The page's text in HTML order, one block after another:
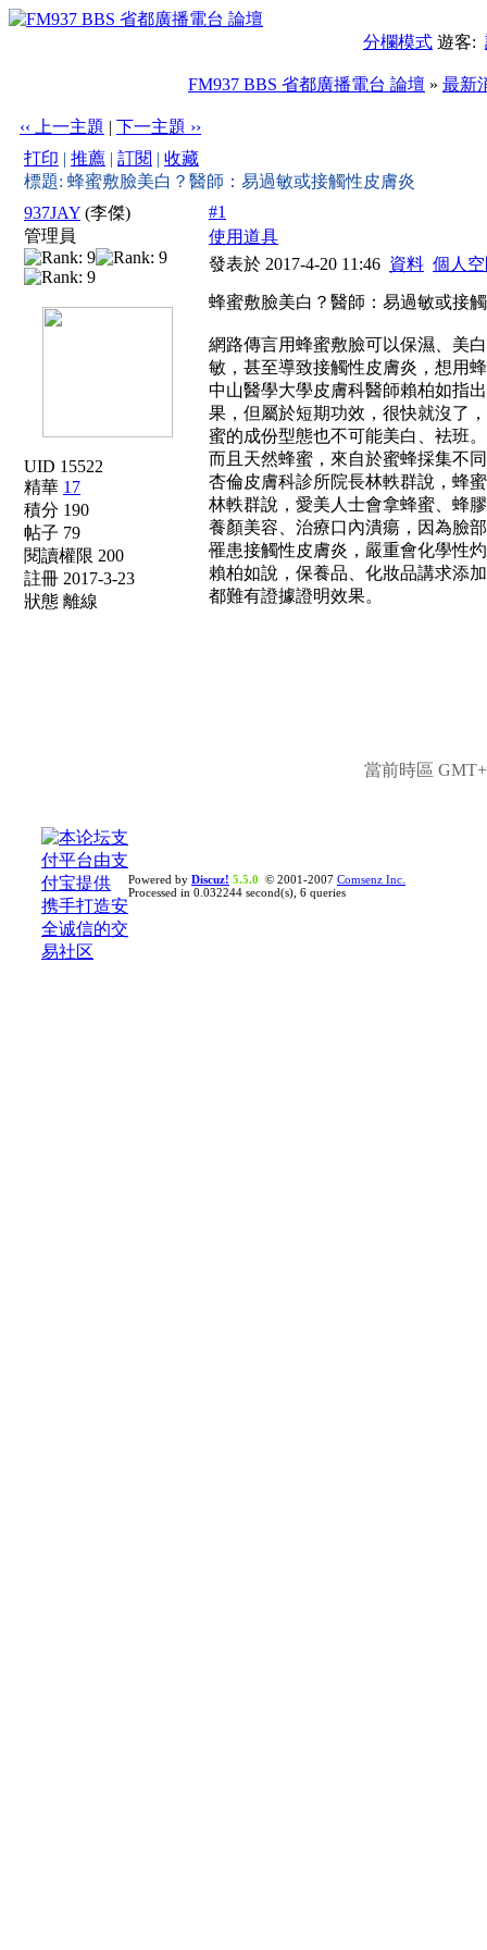
分欄模式 遊客:
FM937 BBS 省都廣播電台 論壇 » 最新
‹‹ 上一主題 | 下一主題 ››
打印 | 推薦 | 訂閱 | 收藏
標題: 蜂蜜敷臉美白？醫師：易過敏或接觸性皮膚炎
937JAY (李傑)
管理員
UID 15522
精華 17
積分 190
帖子 79
閱讀權限 200
註冊 2017-3-23
狀態 離線
#1
使用道具
發表於 2017-4-20 11:46 資料 個人
蜂蜜敷臉美白？醫師：易過敏或接
網路傳言用蜂蜜敷臉可以保濕、美
敏，甚至導致接觸性皮膚炎，想用
中山醫學大學皮膚科醫師賴柏如指
果，但屬於短期功效，很快就沒了
蜜的成份型態也不可能美白、袪班。
而且天然蜂蜜，來自於蜜蜂採集不
杏倫皮膚科診所院長林軼群說，蜂
林軼群說，愛美人士會拿蜂蜜、蜂
養顏美容、治療口內潰瘍，因為臉
罹患接觸性皮膚炎，嚴重會化學性
賴柏如說，保養品、化妝品講求添
都難有證據證明效果。
當前時區
Powered by Discuz! 5.5.0 © 2001-2007 Comsenz Inc.
Processed in 0.032244 second(s), 6 queries